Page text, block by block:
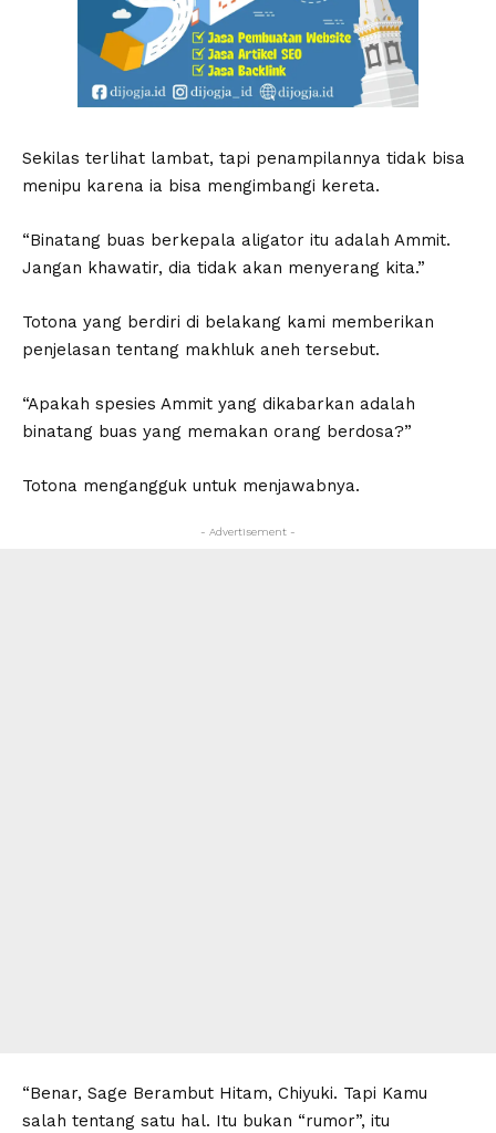
Sekilas terlihat lambat, tapi penampilannya tidak bisa
menipu karena ia bisa mengimbangi kereta.
“Binatang buas berkepala aligator itu adalah Ammit.
Jangan khawatir, dia tidak akan menyerang kita.”
Totona yang berdiri di belakang kami memberikan
penjelasan tentang makhluk aneh tersebut.
“Apakah spesies Ammit yang dikabarkan adalah
binatang buas yang memakan orang berdosa?”
Totona mengangguk untuk menjawabnya.
- Advertisement -
“Benar, Sage Berambut Hitam, Chiyuki. Tapi Kamu
salah tentang satu hal. Itu bukan “rumor”, itu